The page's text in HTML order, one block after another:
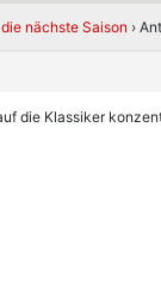
nächste Saison ›
die Klassiker